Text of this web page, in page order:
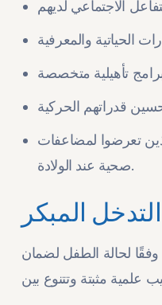
تعرضوا لمضاعفات
صحية عند الولادة.
المبكر
وفقًا لحالة الطفل لضمان